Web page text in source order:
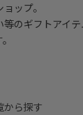
ップ。
のギフトアイ
から探す